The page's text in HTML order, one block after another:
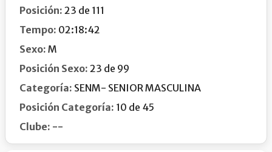
Posición: 23 de 111
Tempo: 02:18:42
Sexo: M
Posición Sexo: 23 de 99
Categoría: SENM- SENIOR MASCULINA
Posición Categoría: 10 de 45
Clube: --